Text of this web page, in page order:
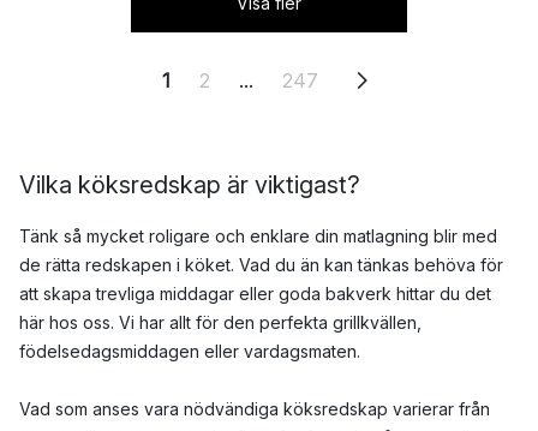
1 2 ... 247
Vilka köksredskap är viktigast?
Tänk så mycket roligare och enklare din matlagning blir med
de rätta redskapen i köket. Vad du än kan tänkas behöva för
att skapa trevliga middagar eller goda bakverk hittar du det
här hos oss. Vi har allt för den perfekta grillkvällen,
födelsedagsmiddagen eller vardagsmaten.
Vad som anses vara nödvändiga köksredskap varierar från